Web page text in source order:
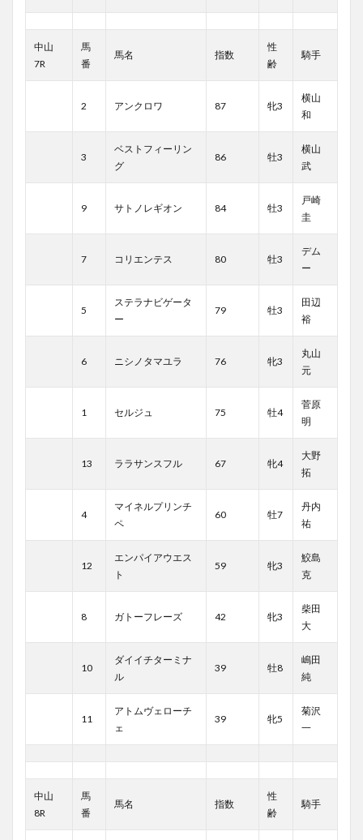
中山
7R
馬
番
馬名 指数
性
齢
騎手
2 アンクロワ 87 牝3
横山
和
3
ベストフィーリン
グ
86 牡3
横山
武
9 サトノレギオン 84 牡3
戸崎
圭
7 コリエンテス 80 牡3
デム
ー
5
ステラナビゲータ
ー
79 牡3
田辺
裕
6 ニシノタマユラ 76 牝3
丸山
元
1 セルジュ 75 牡4
菅原
明
13 ララサンスフル 67 牝4
大野
拓
4
マイネルプリンチ
ペ
60 牡7
丹内
祐
12
エンパイアウエス
ト
59 牝3
鮫島
克
8 ガトーフレーズ 42 牝3
柴田
大
10
ダイイチターミナ
ル
39 牡8
嶋田
純
11
アトムヴェローチ
ェ
39 牝5
菊沢
一
中山
8R
馬
番
馬名 指数
性
齢
騎手